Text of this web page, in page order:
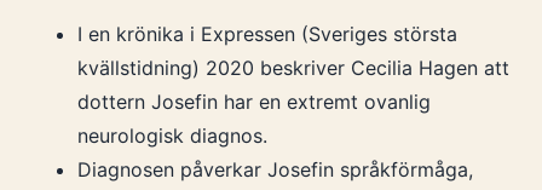
I en krönika i Expressen (Sveriges största
kvällstidning) 2020 beskriver Cecilia Hagen att
dottern Josefin har en extremt ovanlig
neurologisk diagnos.
Diagnosen påverkar Josefin språkförmåga,